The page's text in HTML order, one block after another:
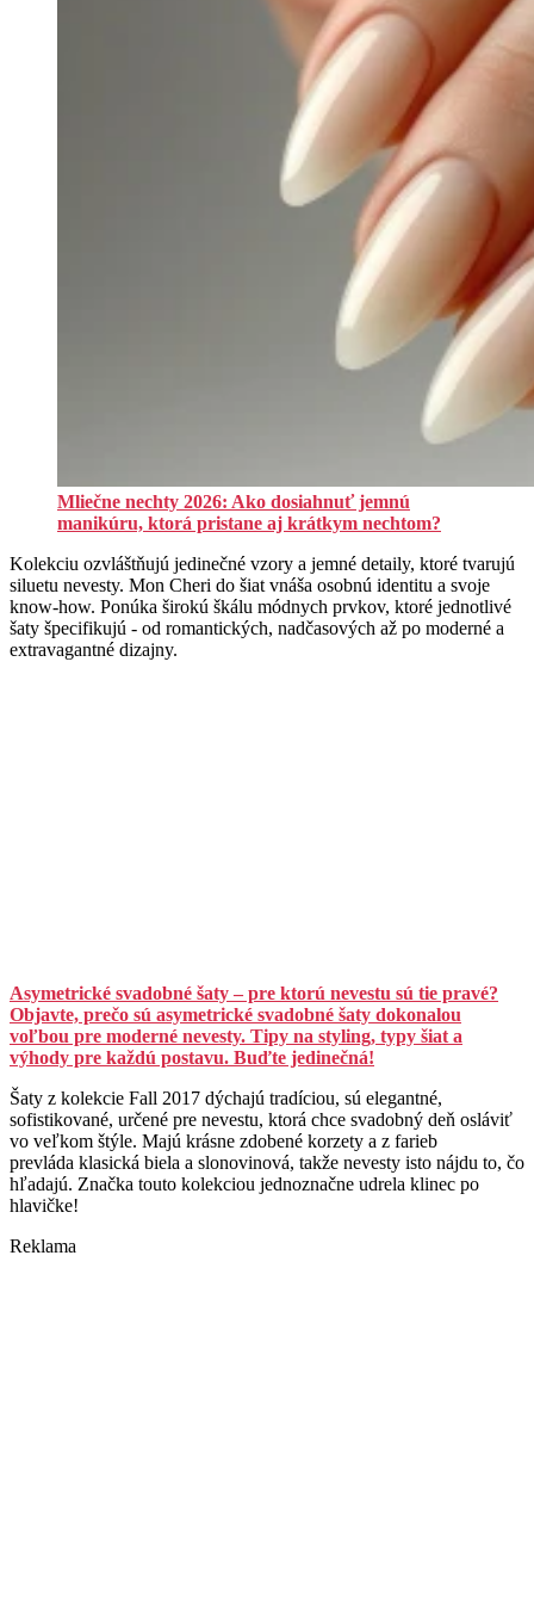
Mliečne nechty 2026: Ako dosiahnuť jemnú
manikúru, ktorá pristane aj krátkym nechtom?
Kolekciu ozvláštňujú jedinečné vzory a jemné detaily, ktoré tvarujú
siluetu nevesty. Mon Cheri do šiat vnáša osobnú identitu a svoje
know-how. Ponúka širokú škálu módnych prvkov, ktoré jednotlivé
šaty špecifikujú - od romantických, nadčasových až po moderné a
extravagantné dizajny.
Asymetrické svadobné šaty – pre ktorú nevestu sú tie pravé?
Objavte, prečo sú asymetrické svadobné šaty dokonalou
voľbou pre moderné nevesty. Tipy na styling, typy šiat a
výhody pre každú postavu. Buďte jedinečná!
Šaty z kolekcie Fall 2017 dýchajú tradíciou, sú elegantné,
sofistikované, určené pre nevestu, ktorá chce svadobný deň osláviť
vo veľkom štýle. Majú krásne zdobené korzety a z farieb
prevláda klasická biela a slonovinová, takže nevesty isto nájdu to, čo
hľadajú. Značka touto kolekciou jednoznačne udrela klinec po
hlavičke!
Reklama